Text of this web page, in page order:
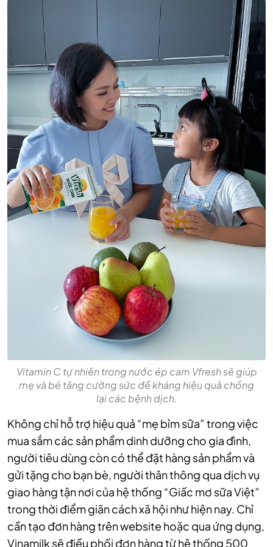
Vitamin C tự nhiên trong nước ép cam Vfresh sẽ giúp
mẹ và bé tăng cường sức đề kháng hiệu quả chống
lại các bệnh dịch.
Không chỉ hỗ trợ hiệu quả “mẹ bỉm sữa” trong việc
mua sắm các sản phẩm dinh dưỡng cho gia đình,
người tiêu dùng còn có thể đặt hàng sản phẩm và
gửi tặng cho bạn bè, người thân thông qua dịch vụ
giao hàng tận nơi của hệ thống “Giấc mơ sữa Việt”
trong thời điểm giãn cách xã hội như hiện nay. Chỉ
cần tạo đơn hàng trên website hoặc qua ứng dụng,
Vinamilk sẽ điều phối đơn hàng từ hệ thống 500